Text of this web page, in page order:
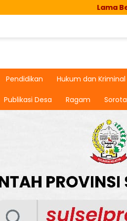
Lama
Pendidikan Hukum dan Kriminal
Publikasi Desa Ragam